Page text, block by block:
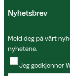
Nyhetsbrev
Meld deg på vårt
nyhetene.
Jeg godkjenner